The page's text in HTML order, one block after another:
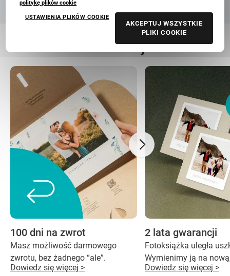
Nasza troska to Twoja beztroska
100 dni na zwrot
Masz możliwość darmowego
zwrotu, bez żadnego “ale”.
Dowiedz się więcej >
2 lata gwarancji
Fotoksiążka uległa
Wymienimy ją na
Dowiedz się więcej >
politykę plików cookie
USTAWIENIA PLIKÓW COOKIE
AKCEPTUJ WSZYSTKIE
PLIKI COOKIE